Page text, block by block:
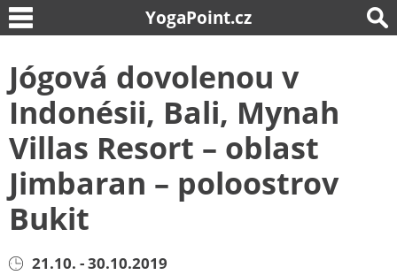
YogaPoint.cz
Jógová dovolenou v
Indonésii, Bali, Mynah
Villas Resort – oblast
Jimbaran – poloostrov
Bukit
21.10. - 30.10.2019